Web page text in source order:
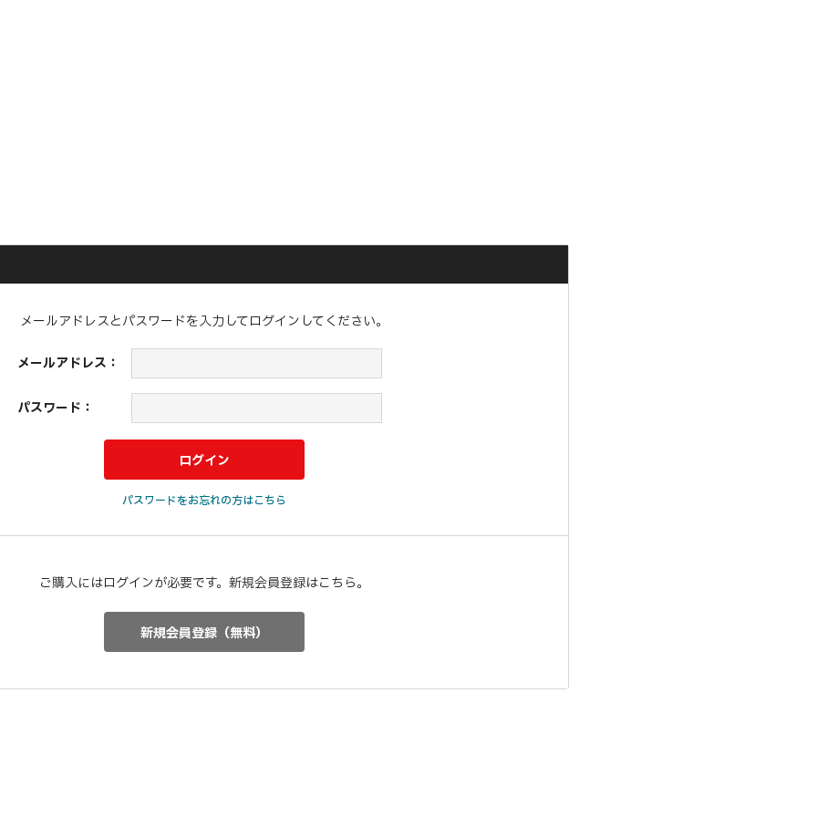
メールアドレスとパスワードを入力してログインしてください。
メールアドレス：
パスワード：
パスワードをお忘れの方はこちら
ご購入にはログインが必要です。新規会員登録はこちら。